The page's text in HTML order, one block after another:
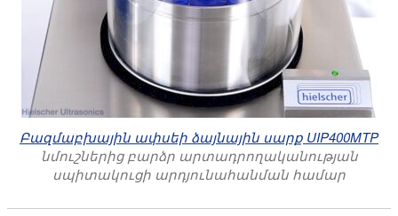
Բազմաբխային ափսեի ձայնային սարք UIP400MTP
նմուշներից բարձր արտադրողականության
սպիտակուցի արդյունահանման համար